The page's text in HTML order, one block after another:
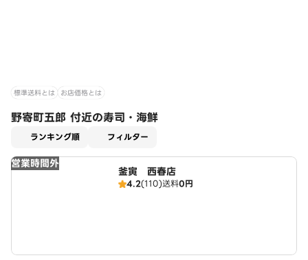
標準送料とは お店価格とは
野寄町五郎 付近の寿司・海鮮
ランキング順 フィルター
営業時間外
釜寅 西春店
4.2(110)送料0円